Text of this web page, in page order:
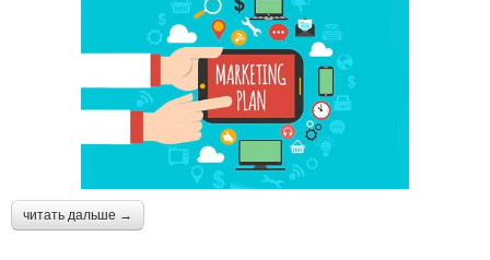
читать дальше →